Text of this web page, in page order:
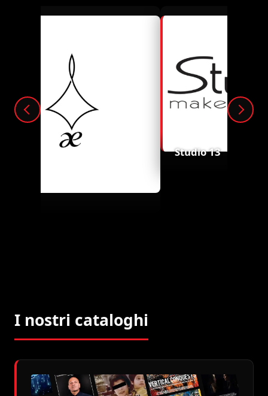
Studio 13
I nostri cataloghi